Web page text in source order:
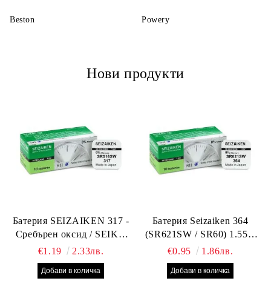
Beston Powery
Нови продукти
Батерия SEIZAIKEN 317 -
Сребърен оксид / SEIKO
SR516SW / SR62 – 1.55V –
Оригинална от Япония
€1.19 2.33лв.
Батерия Seizaiken 364
(SR621SW / SR60) 1.55V
Silver Oxide – оригинална
Seiko батерия за часовник
€0.95 1.86лв.